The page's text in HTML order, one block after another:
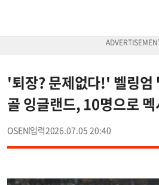
'퇴장? 문제없다!' 벨링엄
골 잉글랜드, 10명으로
OSEN 2026.07.05 20:40